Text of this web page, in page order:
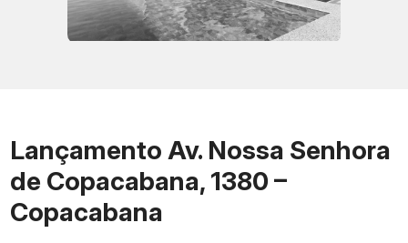
Lançamento Av. Nossa Senhora
de Copacabana, 1380 –
Copacabana